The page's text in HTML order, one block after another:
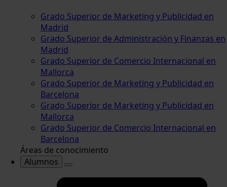
Grado Superior de Marketing y Publicidad en
Madrid
Grado Superior de Administración y Finanzas en
Madrid
Grado Superior de Comercio Internacional en
Mallorca
Grado Superior de Marketing y Publicidad en
Barcelona
Grado Superior de Marketing y Publicidad en
Mallorca
Grado Superior de Comercio Internacional en
Barcelona
Áreas de conocimiento
Alumnos